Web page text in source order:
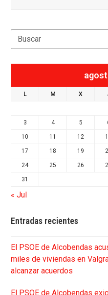
Search
L M X
3 4 5
10 11 12
17 18 19
24 25 26
31
« Jul
Entradas recientes
El PSOE de Alcobendas
miles de viviendas en
alcanzar acuerdos
El PSOE de Alcobendas